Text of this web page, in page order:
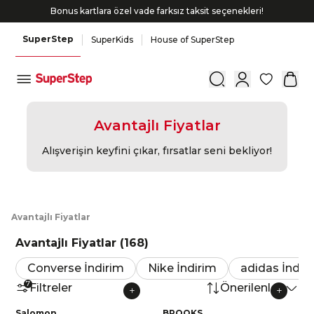
Bonus kartlara özel vade farksız taksit seçenekleri!
SuperStep SuperKids House of SuperStep
0
Avantajlı Fiyatlar
Alışverişin keyfini çıkar, fırsatlar seni bekliyor!
Avantajlı Fiyatlar
Avantajlı Fiyatlar (168)
Converse İndirim
Nike İndirim adidas
7Filtreler Önerilenler